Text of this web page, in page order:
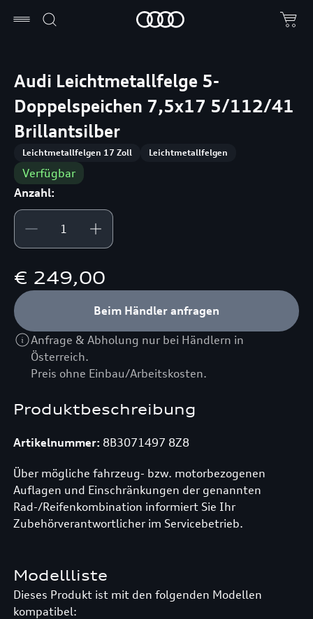
Produktbeschreibung
Artikelnummer: 8B3071497 8Z8
Über mögliche fahrzeug- bzw. motorbezogenen
Auflagen und Einschränkungen der genannten
Rad-/Reifenkombination informiert Sie Ihr
Zubehörverantwortlicher im Servicebetrieb.
Modellliste
Dieses Produkt ist mit den folgenden Modellen
kompatibel:
Audi Leichtmetallfelge 5-
Doppelspeichen 7,5x17 5/112/41
Brillantsilber
Leichtmetallfelgen 17 Zoll Leichtmetallfelgen
Verfügbar
Anzahl:
€ 249,00
Beim Händler anfragen
Anfrage & Abholung nur bei Händlern in
Österreich.
Preis ohne Einbau/Arbeitskosten.